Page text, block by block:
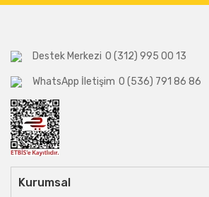
Destek Merkezi 0 (312) 995 00 13
WhatsApp İletişim 0 (536) 791 86 86
Kurumsal